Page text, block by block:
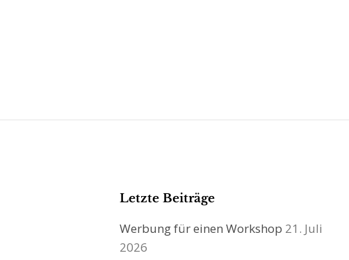
Letzte Beiträge
Werbung für einen Workshop 21. Juli
2026